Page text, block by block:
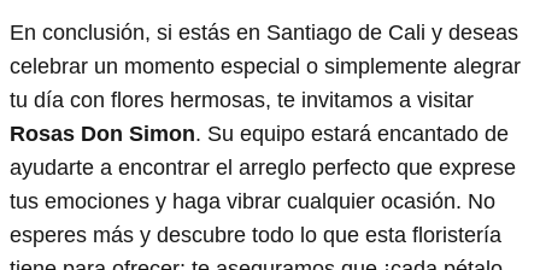
En conclusión, si estás en Santiago de Cali y deseas
celebrar un momento especial o simplemente alegrar
tu día con flores hermosas, te invitamos a visitar
Rosas Don Simon. Su equipo estará encantado de
ayudarte a encontrar el arreglo perfecto que exprese
tus emociones y haga vibrar cualquier ocasión. No
esperes más y descubre todo lo que esta floristería